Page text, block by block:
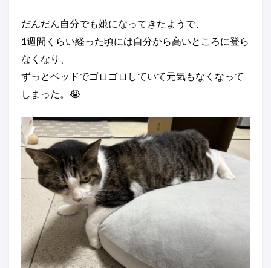
だんだん自分でも嫌になってきたようで、
1週間くらい経った頃には自分から高いところに登ら
なくなり、
ずっとベッドでゴロゴロしていて元気もなくなって
しまった。😭